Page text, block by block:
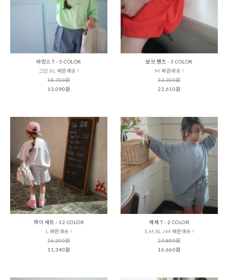
바캉스 T - 3 COLOR
그린 XL 빠른배송 !
18,700원
13,090원
보브 팬츠 - 3 COLOR
M 빠른배송 !
32,300원
22,610원
하이 세트 - 12 COLOR
L 빠른배송 !
16,200원
11,340원
제제 T - 2 COLOR
S,M,XL,JM 빠른배송 !
23,800원
16,660원